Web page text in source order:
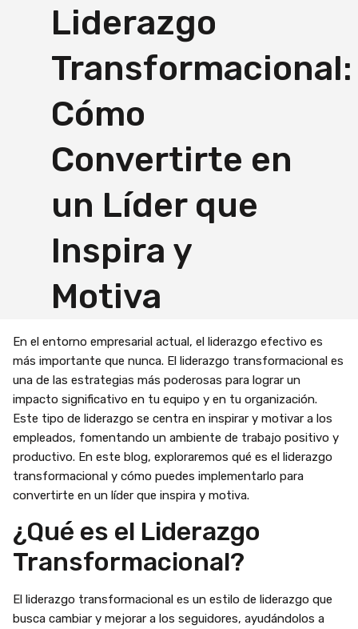
Liderazgo
Transformacional:
Cómo
Convertirte en
un Líder que
Inspira y
Motiva
En el entorno empresarial actual, el liderazgo efectivo es
más importante que nunca. El liderazgo transformacional es
una de las estrategias más poderosas para lograr un
impacto significativo en tu equipo y en tu organización.
Este tipo de liderazgo se centra en inspirar y motivar a los
empleados, fomentando un ambiente de trabajo positivo y
productivo. En este blog, exploraremos qué es el liderazgo
transformacional y cómo puedes implementarlo para
convertirte en un líder que inspira y motiva.
¿Qué es el Liderazgo
Transformacional?
El liderazgo transformacional es un estilo de liderazgo que
busca cambiar y mejorar a los seguidores, ayudándolos a